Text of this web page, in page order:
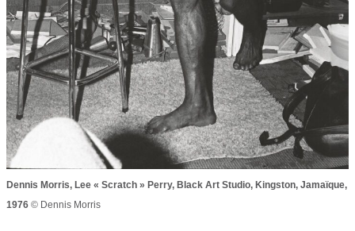
Dennis Morris, Lee « Scratch » Perry, Black Art Studio, Kingston, Jamaïque,
1976 © Dennis Morris